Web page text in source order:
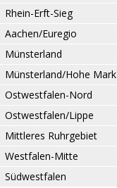
Rhein-Erft-Sieg
Aachen/Euregio
Münsterland
Münsterland/Hohe Mark
Ostwestfalen-Nord
Ostwestfalen/Lippe
Mittleres Ruhrgebiet
Westfalen-Mitte
Südwestfalen